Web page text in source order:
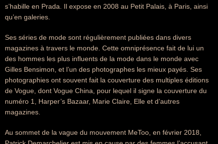
s’habille en Prada. Il expose en 2008 au Petit Palais, à Paris, ainsi
qu’en galeries.
Ses séries de mode sont régulièrement publiées dans divers
magazines à travers le monde. Cette omniprésence fait de lui un
des hommes les plus influents de la mode dans le monde avec
Gilles Bensimon, et l’un des photographes les mieux payés. Ses
photographies ont souvent fait la couverture des multiples éditions
de Vogue, dont Vogue China, pour lequel il signe la couverture du
numéro 1, Harper’s Bazaar, Marie Claire, Elle et d’autres
magazines.
Au sommet de la vague du mouvement MeToo, en février 2018,